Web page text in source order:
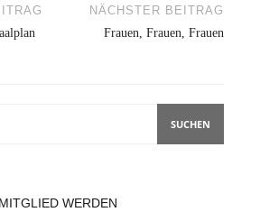
NÄCHSTER BEITRAG
Frauen, Frauen, Frauen
MITGLIED WERDEN